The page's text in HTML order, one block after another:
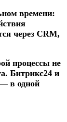
времени:
через CRM,
процессы не
Битрикс24 и
в одной